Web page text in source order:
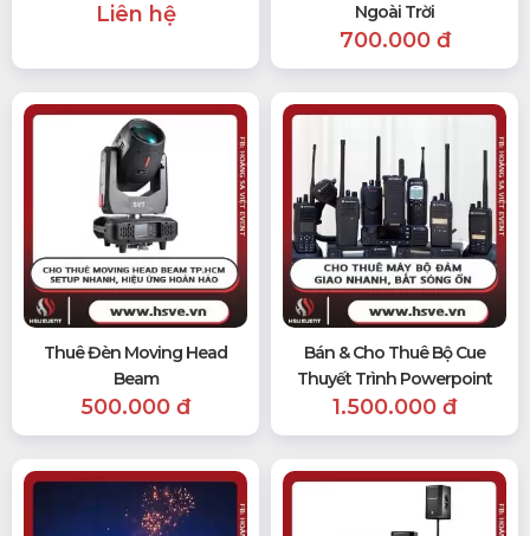
Liên hệ
Ngoài Trời
700.000 đ
Thuê Đèn Moving Head
Beam
500.000 đ
Bán & Cho Thuê Bộ Cue
Thuyết Trình Powerpoint
1.500.000 đ